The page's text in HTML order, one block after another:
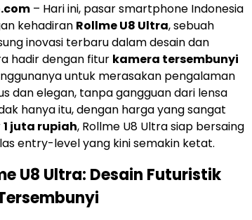
– Hari ini, pasar smartphone Indonesia
kehadiran Rollme U8 Ultra, sebuah
inovasi terbaru dalam desain dan
hadir dengan fitur kamera tersembunyi
untuk merasakan pengalaman
dan elegan, tanpa gangguan dari lensa
hanya itu, dengan harga yang sangat
1 juta rupiah, Rollme U8 Ultra siap bersaing
entry-level yang kini semakin ketat.
U8 Ultra: Desain Futuristik